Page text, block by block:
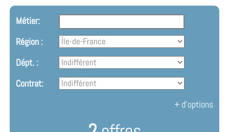
Métier:
Région :
Dépt. :
Contrat:
+ d'options